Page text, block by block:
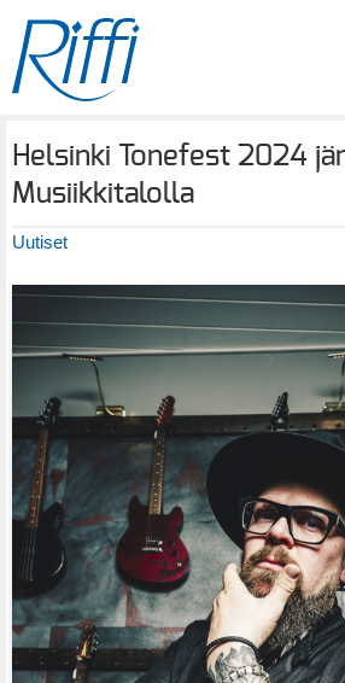
Helsinki Tonefest 2024
Musiikkitalolla
Uutiset